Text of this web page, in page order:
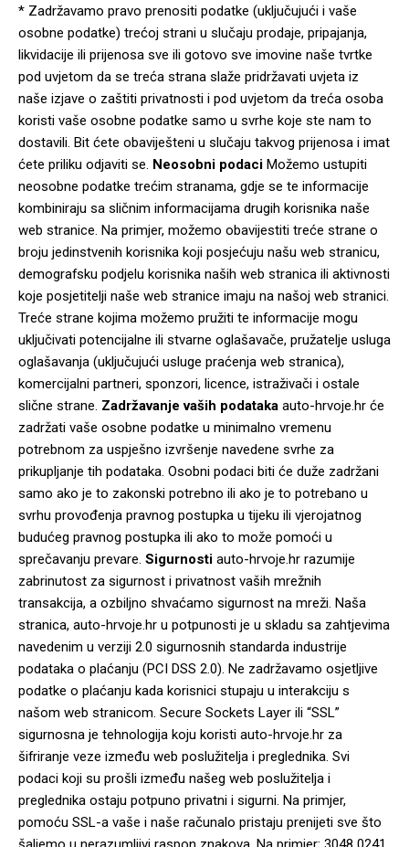
* Zadržavamo pravo prenositi podatke (uključujući i vaše
osobne podatke) trećoj strani u slučaju prodaje, pripajanja,
likvidacije ili prijenosa sve ili gotovo sve imovine naše tvrtke
pod uvjetom da se treća strana slaže pridržavati uvjeta iz
naše izjave o zaštiti privatnosti i pod uvjetom da treća osoba
koristi vaše osobne podatke samo u svrhe koje ste nam to
dostavili. Bit ćete obaviješteni u slučaju takvog prijenosa i imat
ćete priliku odjaviti se. Neosobni podaci Možemo ustupiti
neosobne podatke trećim stranama, gdje se te informacije
kombiniraju sa sličnim informacijama drugih korisnika naše
web stranice. Na primjer, možemo obavijestiti treće strane o
broju jedinstvenih korisnika koji posjećuju našu web stranicu,
demografsku podjelu korisnika naših web stranica ili aktivnosti
koje posjetitelji naše web stranice imaju na našoj web stranici.
Treće strane kojima možemo pružiti te informacije mogu
uključivati potencijalne ili stvarne oglašavače, pružatelje usluga
oglašavanja (uključujući usluge praćenja web stranica),
komercijalni partneri, sponzori, licence, istraživači i ostale
slične strane. Zadržavanje vaših podataka auto-hrvoje.hr će
zadržati vaše osobne podatke u minimalno vremenu
potrebnom za uspješno izvršenje navedene svrhe za
prikupljanje tih podataka. Osobni podaci biti će duže zadržani
samo ako je to zakonski potrebno ili ako je to potrebano u
svrhu provođenja pravnog postupka u tijeku ili vjerojatnog
budućeg pravnog postupka ili ako to može pomoći u
sprečavanju prevare. Sigurnosti auto-hrvoje.hr razumije
zabrinutost za sigurnost i privatnost vaših mrežnih
transakcija, a ozbiljno shvaćamo sigurnost na mreži. Naša
stranica, auto-hrvoje.hr u potpunosti je u skladu sa zahtjevima
navedenim u verziji 2.0 sigurnosnih standarda industrije
podataka o plaćanju (PCI DSS 2.0). Ne zadržavamo osjetljive
podatke o plaćanju kada korisnici stupaju u interakciju s
našom web stranicom. Secure Sockets Layer ili “SSL”
sigurnosna je tehnologija koju koristi auto-hrvoje.hr za
šifriranje veze između web poslužitelja i preglednika. Svi
podaci koji su prošli između našeg web poslužitelja i
preglednika ostaju potpuno privatni i sigurni. Na primjer,
pomoću SSL-a vaše i naše računalo pristaju prenijeti sve što